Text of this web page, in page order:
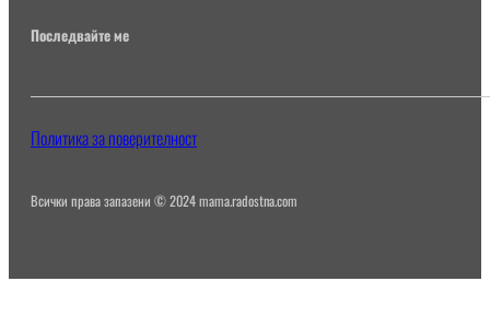
Последвайте ме
Всички права запазени © 2024 mama.radostna.com
Политика за поверителност